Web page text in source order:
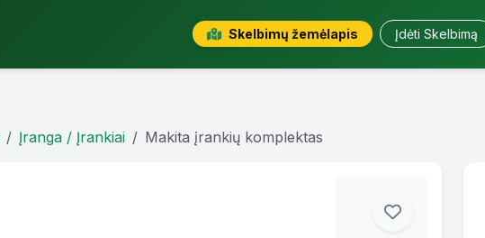
Skelbimų žemėlapis Įdėti Skelbimą
Įranga / Įrankiai Makita įrankių komplektas